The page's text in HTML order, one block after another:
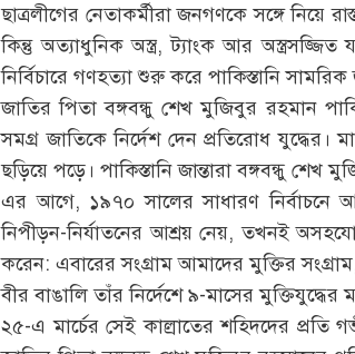
ছাত্রলীগের নেতাকর্মীরা জনগণকে সঙ্গে নিয়ে
কিন্তু অত্যাধুনিক অস্ত্র, ট্যাংক আর অস্ত্রসজ্জিত
নির্বিচারে গণহত্যা শুরু করে পাকিস্তানি সামরিক
জাতির পিতা বঙ্গবন্ধু শেখ মুজিবুর রহমান
সমগ্র জাতিকে নির্দেশ দেন প্রতিরোধ
ছড়িয়ে পড়ে। পাকিস্তানি জান্তারা বঙ্গবন্ধু শেখ
এর আগে, ১৯৭০ সালের সাধারণ নির্বাচনে
নিপীড়ন-নির্যাতনের আশ্রয় নেয়, তখনই
করেন: এবারের সংগ্রাম আমাদের মুক্তির
বীর বাঙালি তাঁর নির্দেশে ৯-মাসের
২৫-এ মার্চের সেই কাল্রাতের শহিদদের প্রতি